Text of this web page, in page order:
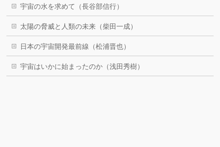
宇宙の水を求めて（長谷部信行）
太陽の脅威と人類の未来（柴田一成）
日本の宇宙開発最前線（松浦晋也）
宇宙はいかに始まったのか（浅田秀樹）